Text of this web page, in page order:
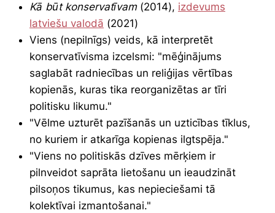
Kā būt konservatīvam(2014), izdevums
latviešu valodā (2021)
Viens (nepilnīgs) veids, kā interpretēt
konservatīvisma izcelsmi: "mēģinājums
saglabāt radniecības un reliģijas vērtības
kopienās, kuras tika reorganizētas ar tīri
politisku likumu."
"Vēlme uzturēt pazīšanās un uzticības tīklus,
no kuriem ir atkarīga kopienas ilgtspēja."
"Viens no politiskās dzīves mērķiem ir
pilnveidot saprāta lietošanu un ieaudzināt
pilsoņos tikumus, kas nepieciešami tā
kolektīvai izmantošanai."